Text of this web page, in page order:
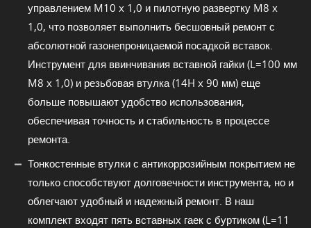
управлением M10 x 1,0 и пилотную развертку M8 x
1,0, что позволяет выполнить бесшовный ремонт с
абсолютной газонепроницаемой посадкой вставок.
Инструмент для ввинчивания вставной гайки (L=100 мм
M8 x 1,0) и резьбовая втулка (14H x 90 мм) еще
больше повышают удобство использования,
обеспечивая точность и стабильность в процессе
ремонта.
Тонкостенные втулки с антикоррозийным покрытием не
только способствуют долговечности инструмента, но и
облегчают удобный и надежный ремонт. В наш
комплект входят пять вставных гаек с буртиком (L=11